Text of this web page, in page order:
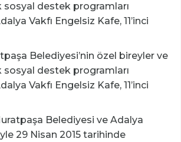
sosyal destek programları
Vakfı Engelsiz Kafe, 11’inci
Belediyesi’nin özel bireyler ve
sosyal destek programları
Vakfı Engelsiz Kafe, 11’inci
Belediyesi ve Adalya
29 Nisan 2015 tarihinde